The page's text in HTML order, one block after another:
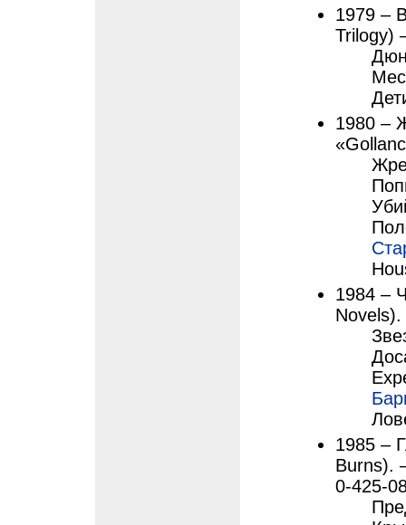
1979 –
Trilogy)
1980 –
1984 –
1985 –
Burns).
0-425-